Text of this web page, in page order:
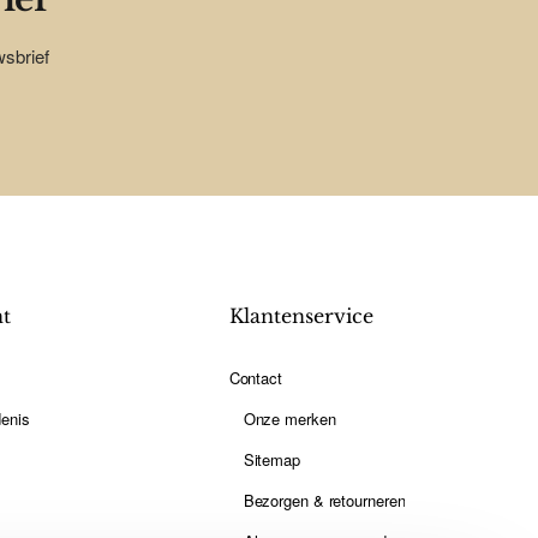
Klantenservice
Contact
Onze merken
Sitemap
Bezorgen & retourneren